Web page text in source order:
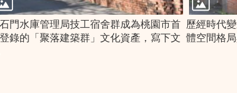
門水庫管理局技工宿舍群成為桃園市首
錄的「聚落建築群」文化資產，寫下文
歷經時代
體空間格